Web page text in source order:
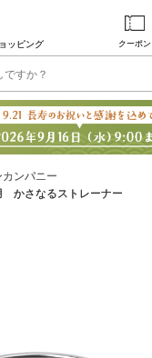
ッピング クーポン
ンパニー
かさなるストレーナー